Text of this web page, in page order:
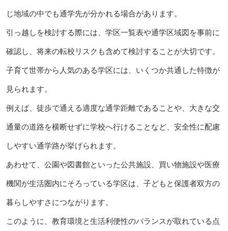
じ地域の中でも通学先が分かれる場合があります。
引っ越しを検討する際には、学区一覧表や通学区域図を事前に
確認し、将来の転校リスクも含めて検討することが大切です。
子育て世帯から人気のある学区には、いくつか共通した特徴が
見られます。
例えば、徒歩で通える適度な通学距離であることや、大きな交
通量の道路を横断せずに学校へ行けることなど、安全性に配慮
しやすい通学路が挙げられます。
あわせて、公園や図書館といった公共施設、買い物施設や医療
機関が生活圏内にそろっている学区は、子どもと保護者双方の
暮らしやすさにつながります。
このように、教育環境と生活利便性のバランスが取れている点